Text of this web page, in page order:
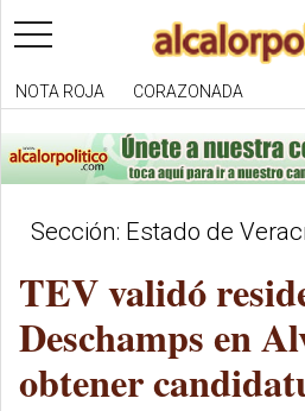
toggle
navigation
NOTA ROJA CORAZONADA
Sección: Estado de
TEV validó
Deschamps en
obtener